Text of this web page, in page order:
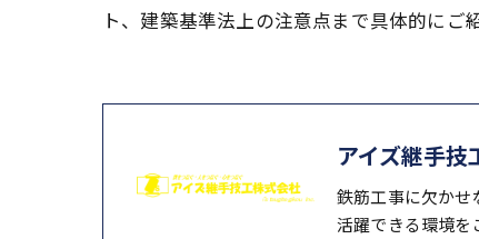
ト、建築基準法上の注意点まで具体的にご
アイズ継手技
鉄筋工事に欠かせ
活躍できる環境を